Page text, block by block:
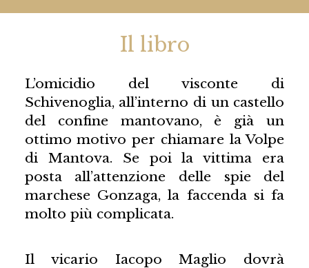
Il libro
L’omicidio del visconte di
Schivenoglia, all’interno di un castello
del confine mantovano, è già un
ottimo motivo per chiamare la Volpe
di Mantova. Se poi la vittima era
posta all’attenzione delle spie del
marchese Gonzaga, la faccenda si fa
molto più complicata.
Il vicario Iacopo Maglio dovrà